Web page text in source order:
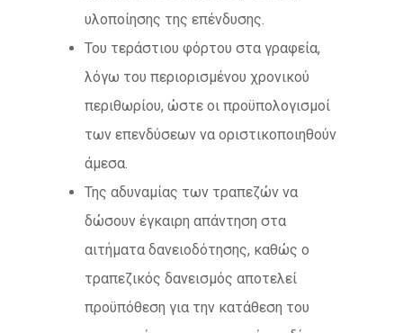
υλοποίησης της επένδυσης.
Του τεράστιου φόρτου στα γραφεία,
λόγω του περιορισμένου χρονικού
περιθωρίου, ώστε οι προϋπολογισμοί
των επενδύσεων να οριστικοποιηθούν
άμεσα.
Της αδυναμίας των τραπεζών να
δώσουν έγκαιρη απάντηση στα
αιτήματα δανειοδότησης, καθώς ο
τραπεζικός δανεισμός αποτελεί
προϋπόθεση για την κατάθεση του